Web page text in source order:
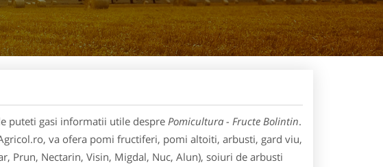
puteti gasi informatii utile desprePomicultura - Fructe Bolintin.
va ofera pomi fructiferi, pomi altoiti, arbusti, gard viu,
Prun, Nectarin, Visin, Migdal, Nuc, Alun), soiuri de arbusti